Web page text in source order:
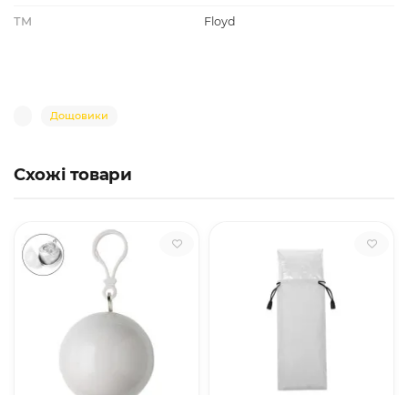
ТМ Floyd
Дощовики
Схожі товари